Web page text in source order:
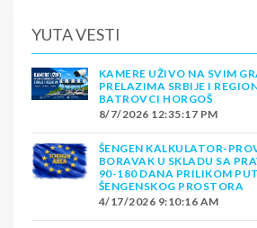
YUTA VESTI
KAMERE UŽIVO NA SVIM
PRELAZIMA SRBIJE I
BATROVCI HORGOŠ
8/7/2026 12:35:17 PM
ŠENGEN KALKULATOR-
BORAVAK U SKLADU SA
90-180 DANA PRILIKOM
ŠENGENSKOG PROSTORA
4/17/2026 9:10:16 AM